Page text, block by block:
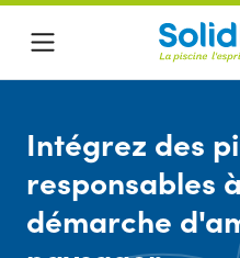
Menu
Intégrez des
responsables
démarche